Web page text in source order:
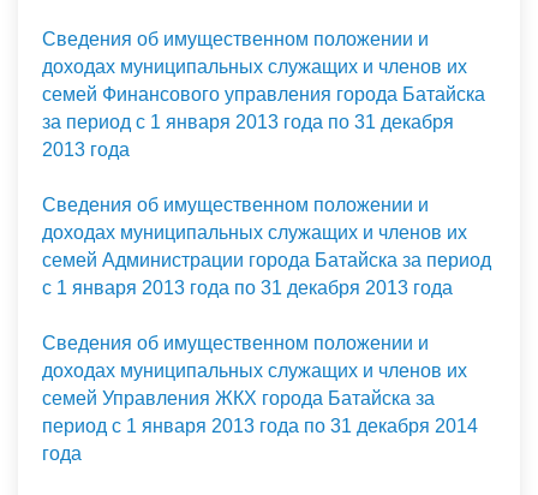
Сведения об имущественном положении и
доходах муниципальных служащих и членов их
семей Финансового управления города Батайска
за период с 1 января 2013 года по 31 декабря
2013 года
Сведения об имущественном положении и
доходах муниципальных служащих и членов их
семей Администрации города Батайска за период
с 1 января 2013 года по 31 декабря 2013 года
Сведения об имущественном положении и
доходах муниципальных служащих и членов их
семей Управления ЖКХ города Батайска за
период с 1 января 2013 года по 31 декабря 2014
года